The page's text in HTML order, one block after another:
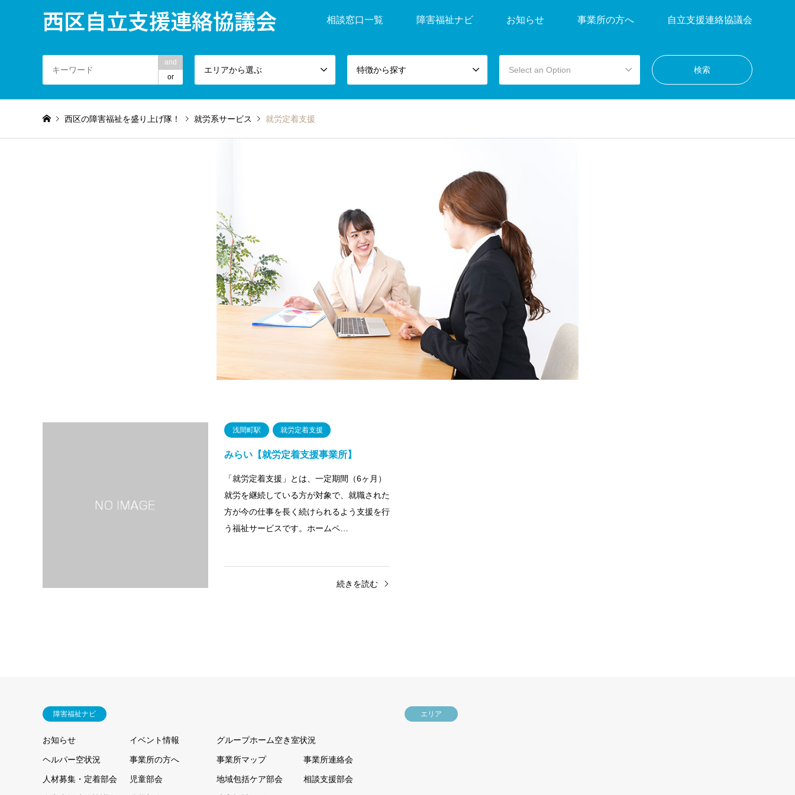
西区自立支援連絡協議会 相談窓口一覧 障害福祉ナビ お知らせ 事業所の方へ 自立支援連絡協議会
and
or
エリアから選ぶ 特徴から探す Select an Option
西区の障害福祉を盛り上げ隊！ 就労系サービス 就労定着支援
浅間町駅 就労定着支援
みらい【就労定着支援事業所】
「就労定着支援」とは、一定期間（6ヶ月）
就労を継続している方が対象で、就職された
方が今の仕事を長く続けられるよう支援を行
う福祉サービスです。ホームペ…
続きを読む
障害福祉ナビ
お知らせ イベント情報 グループホーム空き室状況
ヘルパー空状況 事業所の方へ 事業所マップ 事業所連絡会
人材募集・定着部会 児童部会 地域包括ケア部会 相談支援部会
エリア